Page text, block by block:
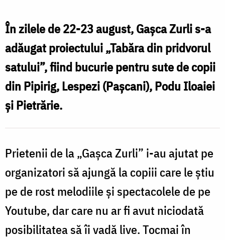
din
pridvorul
satului”
În zilele de 22-23 august, Gașca Zurli s-a
adăugat proiectului „Tabăra din pridvorul
satului”, fiind bucurie pentru sute de copii
din Pipirig, Lespezi (Pașcani), Podu Iloaiei
și Pietrărie.
Prietenii de la „Gașca Zurli” i-au ajutat pe
organizatori să ajungă la copiii care le știu
pe de rost melodiile și spectacolele de pe
Youtube, dar care nu ar fi avut niciodată
posibilitatea să îi vadă live. Tocmai în